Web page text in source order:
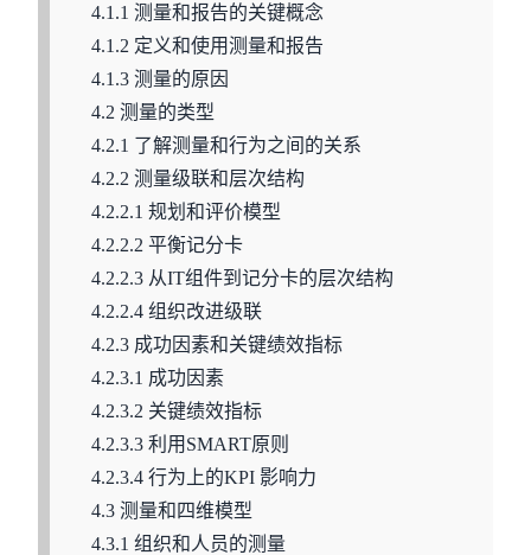
4.1.1 测量和报告的关键概念
4.1.2 定义和使用测量和报告
4.1.3 测量的原因
4.2 测量的类型
4.2.1 了解测量和行为之间的关系
4.2.2 测量级联和层次结构
4.2.2.1 规划和评价模型
4.2.2.2 平衡记分卡
4.2.2.3 从IT组件到记分卡的层次结构
4.2.2.4 组织改进级联
4.2.3 成功因素和关键绩效指标
4.2.3.1 成功因素
4.2.3.2 关键绩效指标
4.2.3.3 利用SMART原则
4.2.3.4 行为上的KPI 影响力
4.3 测量和四维模型
4.3.1 组织和人员的测量